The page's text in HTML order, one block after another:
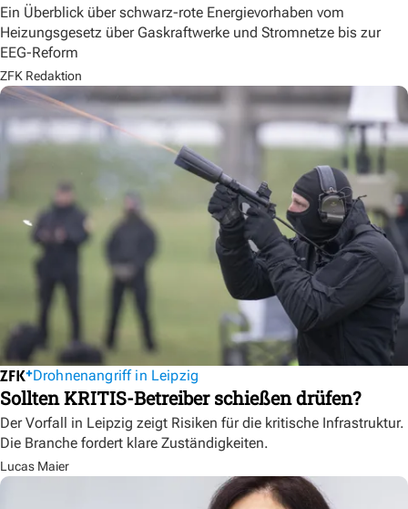
Ein Überblick über schwarz-rote Energievorhaben vom
Heizungsgesetz über Gaskraftwerke und Stromnetze bis zur
EEG-Reform
ZFK Redaktion
Drohnenangriff in Leipzig
Sollten KRITIS-Betreiber schießen drüfen?
Der Vorfall in Leipzig zeigt Risiken für die kritische Infrastruktur.
Die Branche fordert klare Zuständigkeiten.
Lucas Maier